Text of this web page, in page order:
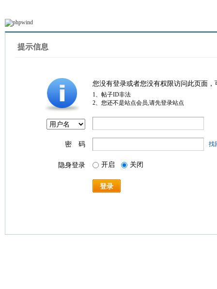
提示信息
您没有登录或者您没有权限访问此页面
1、帖子ID非法
2、您还不是站点会员,请先登录站点
密 码 找
隐身登录 开启 关闭
登录